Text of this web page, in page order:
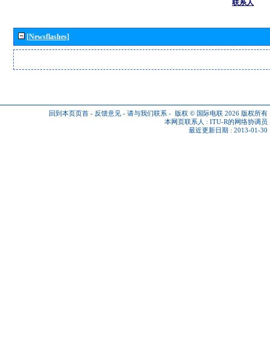
联系人
[Newsflashes]
回到本页页首 - 反馈意见 - 请与我们联系 - 版权 © 国际电联 2026 版权所有
本网页联系人 : ITU-R的网络协调员
最近更新日期 : 2013-01-30